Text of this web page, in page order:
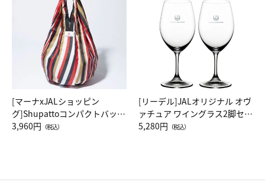
[マーナxJALショッピン
グ]Shupattoコンパクトバッグ
Drop JAL客室乗務員（LC）ス
3,960円 （税込）
[リーデル]JALオリジナル オヴ
ァチュア ワイングラス2脚セッ
ト（レッドワイン）
5,280円 （税込）